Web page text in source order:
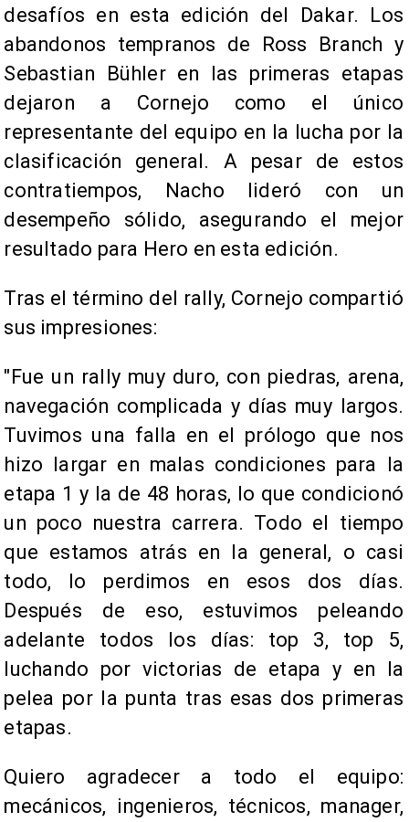
desafíos en esta edición del Dakar. Los
abandonos tempranos de Ross Branch y
Sebastian Bühler en las primeras etapas
dejaron a Cornejo como el único
representante del equipo en la lucha por la
clasificación general. A pesar de estos
contratiempos, Nacho lideró con un
desempeño sólido, asegurando el mejor
resultado para Hero en esta edición.
Tras el término del rally, Cornejo compartió
sus impresiones:
"Fue un rally muy duro, con piedras, arena,
navegación complicada y días muy largos.
Tuvimos una falla en el prólogo que nos
hizo largar en malas condiciones para la
etapa 1 y la de 48 horas, lo que condicionó
un poco nuestra carrera. Todo el tiempo
que estamos atrás en la general, o casi
todo, lo perdimos en esos dos días.
Después de eso, estuvimos peleando
adelante todos los días: top 3, top 5,
luchando por victorias de etapa y en la
pelea por la punta tras esas dos primeras
etapas.
Quiero agradecer a todo el equipo:
mecánicos, ingenieros, técnicos, manager,